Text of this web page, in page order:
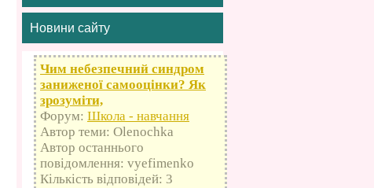
Новини сайту
Чим небезпечний синдром
заниженої самооцінки? Як
зрозуміти,
Форум: Школа - навчання
Автор теми: Olenochka
Автор останнього
повідомлення: vyefimenko
Кількість відповідей: 3